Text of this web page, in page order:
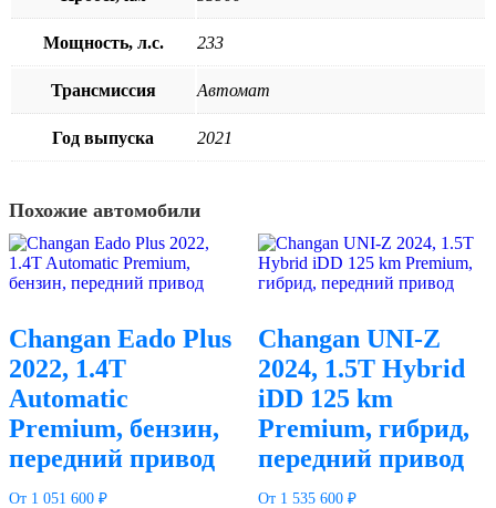
Мощность, л.с. 233
Трансмиссия Автомат
Год выпуска 2021
Похожие автомобили
Changan Eado Plus
2022, 1.4T
Automatic
Premium, бензин,
передний привод
От 1 051 600 ₽
Changan UNI-Z
2024, 1.5T Hybrid
iDD 125 km
Premium, гибрид,
передний привод
От 1 535 600 ₽